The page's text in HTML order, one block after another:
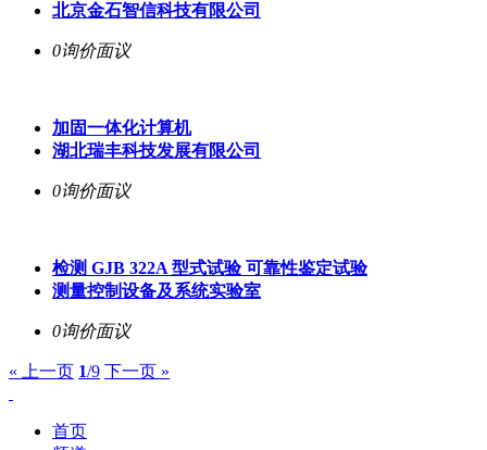
北京金石智信科技有限公司
0询价面议
加固一体化计算机
湖北瑞丰科技发展有限公司
0询价面议
检测 GJB 322A 型式试验 可靠性鉴定试验
测量控制设备及系统实验室
0询价面议
« 上一页 1/9 下一页 »
首页